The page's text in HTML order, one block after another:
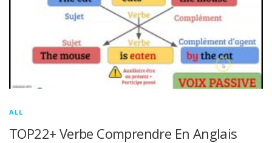
ALL
TOP22+ Verbe Comprendre En Anglais